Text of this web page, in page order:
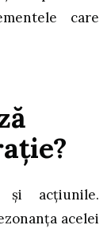
care
și acțiunile.
acelei